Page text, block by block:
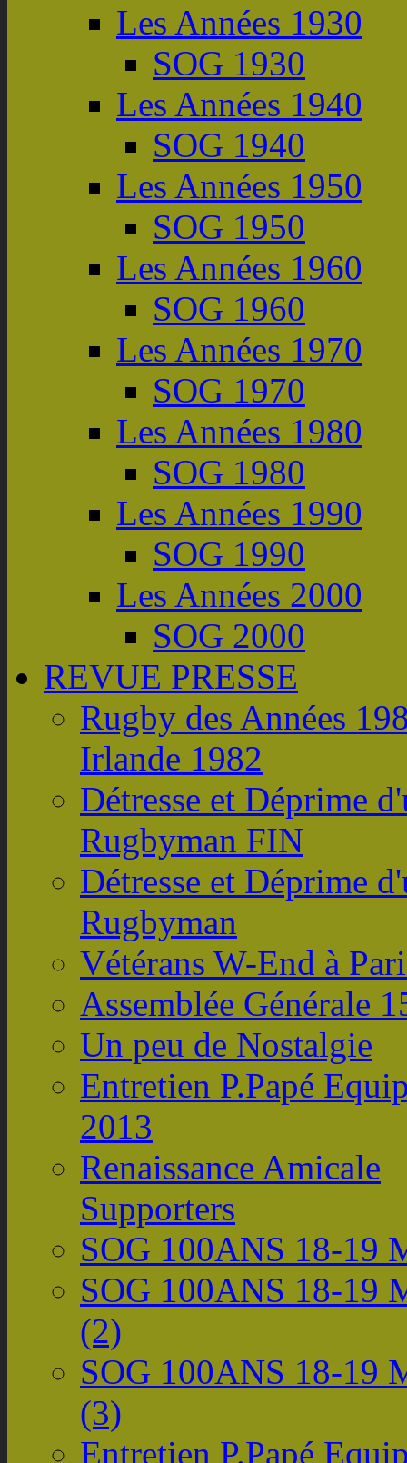
Les Années 1930
SOG 1930
Les Années 1940
SOG 1940
Les Années 1950
SOG 1950
Les Années 1960
SOG 1960
Les Années 1970
SOG 1970
Les Années 1980
SOG 1980
Les Années 1990
SOG 1990
Les Années 2000
SOG 2000
REVUE PRESSE
Rugby des Années
Irlande 1982
Détresse et Déprime
Rugbyman FIN
Détresse et Déprime
Rugbyman
Vétérans W-End à
Assemblée Générale
Un peu de Nostalgie
Entretien P.Papé
2013
Renaissance Amicale
Supporters
SOG 100ANS 18-19
SOG 100ANS 18-19
(2)
SOG 100ANS 18-19
(3)
Entretien P.Papé